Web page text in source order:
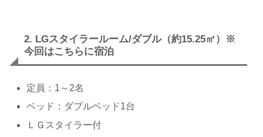
2. LGスタイラールーム/ダブル（約15.25㎡）※
今回はこちらに宿泊
定員：1～2名
ベッド：ダブルベッド1台
ＬＧスタイラー付